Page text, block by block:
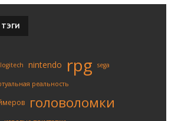
ТЭГИ
logitech nintendo rpg sega
реальность
головоломки